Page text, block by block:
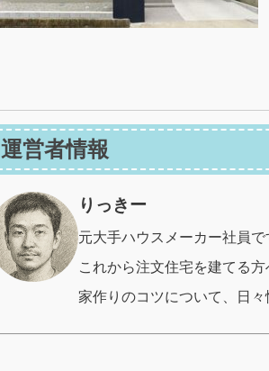
運営者情報
りっきー
元大手ハウスメーカー社員で
これから注文住宅を建てる方
家作りのコツについて、日